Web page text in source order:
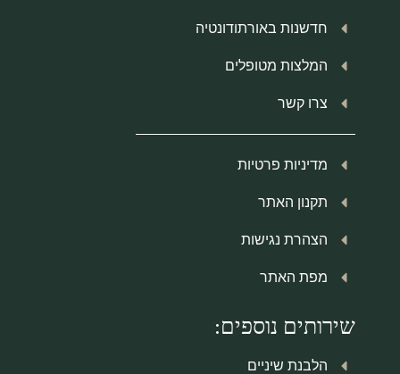
חדשנות באורתודונטיה
המלצות מטופלים
צרו קשר
מדיניות פרטיות
תקנון האתר
הצהרת נגישות
מפת האתר
שירותים נוספים:
הלבנת שיניים